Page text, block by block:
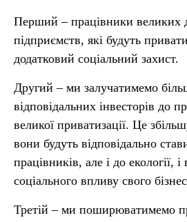
Перший – працівники великих
підприємств, які будуть
додатковий соціальний захист.
Другий – ми залучатимемо
відповідальних інвесторів до
великої приватизації. Це
вони будуть відповідально
працівників, але і до екології, і
соціального впливу свого
Третій – ми поширюватимемо